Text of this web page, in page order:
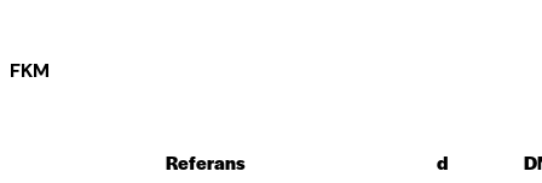
FKM
Referans d